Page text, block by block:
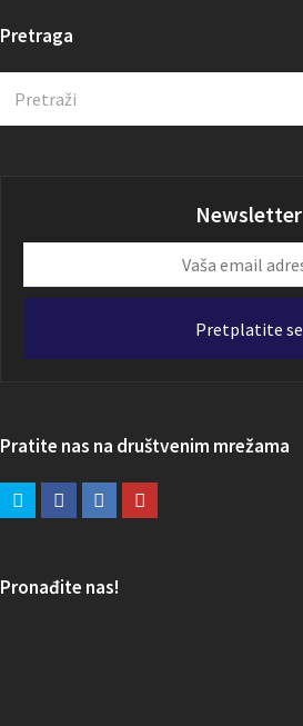
Pretraga
Newsletter
email
Pretplatite se
Pratite nas na društvenim mrežama
Pronađite nas!